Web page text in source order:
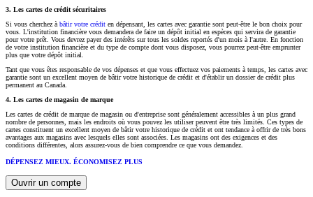
3. Les cartes de crédit sécuritaires
Si vous cherchez à bâtir votre crédit en dépensant, les cartes avec garantie sont peut-être le bon choix pour
vous. L'institution financière vous demandera de faire un dépôt initial en espèces qui servira de garantie
pour votre prêt. Vous devrez payer des intérêts sur tous les soldes reportés d'un mois à l'autre. En fonction
de votre institution financière et du type de compte dont vous disposez, vous pourrez peut-être emprunter
plus que votre dépôt initial.
Tant que vous êtes responsable de vos dépenses et que vous effectuez vos paiements à temps, les cartes avec
garantie sont un excellent moyen de bâtir votre historique de crédit et d'établir un dossier de crédit plus
permanent au Canada.
4. Les cartes de magasin de marque
Les cartes de crédit de marque de magasin ou d'entreprise sont généralement accessibles à un plus grand
nombre de personnes, mais les endroits où vous pouvez les utiliser peuvent être très limités. Ces types de
cartes constituent un excellent moyen de bâtir votre historique de crédit et ont tendance à offrir de très bons
avantages aux magasins avec lesquels elles sont associées. Les magasins ont des exigences et des
conditions différentes, alors assurez-vous de bien comprendre ce que vous demandez.
DÉPENSEZ MIEUX. ÉCONOMISEZ PLUS
Ouvrir un compte